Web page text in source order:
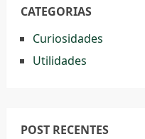
CATEGORIAS
Curiosidades
Utilidades
POST RECENTES